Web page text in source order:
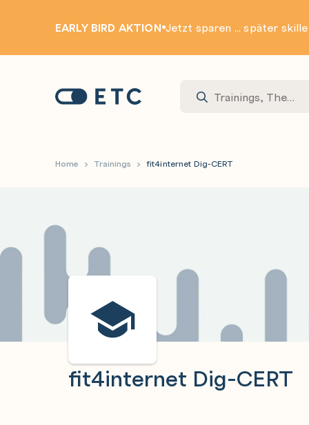
EARLY BIRD AKTION Jetzt sparen ... später
Startseite: ETC
Home Trainings fit4internet Dig-CERT
fit4internet Dig-CERT